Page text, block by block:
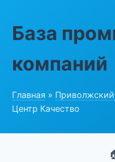
База
компаний
Главная »
Центр Качество